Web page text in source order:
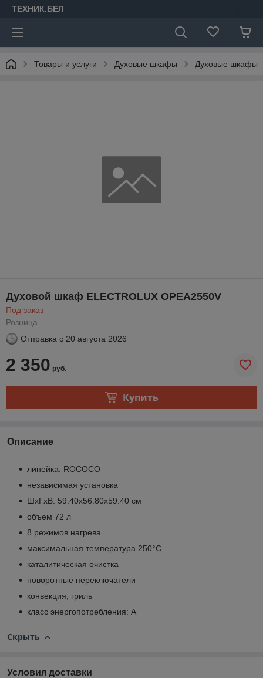
ТЕХНИК.БЕЛ
Товары и услуги Духовые шкафы Духовые шкафы
Духовой шкаф ELECTROLUX OPEA2550V
Под заказ
Розница
Отправка с 20 августа 2026
2 350 руб.
Купить
Описание
линейка: ROCOCO
независимая установка
ШхГхВ: 59.40х56.80х59.40 см
объем 72 л
8 режимов нагрева
максимальная температура 250°C
каталитическая очистка
поворотные переключатели
конвекция, гриль
класс энергопотребления: A
Скрыть
Условия доставки